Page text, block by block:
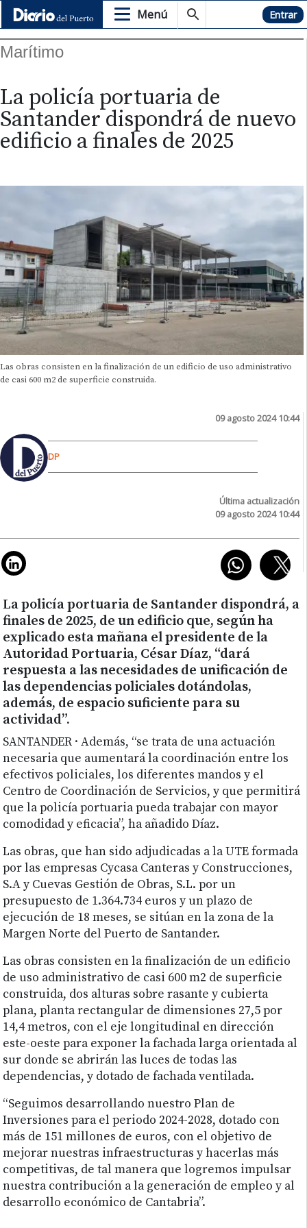
Menú Hemeroteca Entrar
Marítimo
La policía portuaria de
Santander dispondrá de nuevo
edificio a finales de 2025
Las obras consisten en la finalización de un edificio de uso administrativo
de casi 600 m2 de superficie construida.
09 agosto 2024 10:44
DP
Última actualización
09 agosto 2024 10:44
La policía portuaria de Santander dispondrá, a
finales de 2025, de un edificio que, según ha
explicado esta mañana el presidente de la
Autoridad Portuaria, César Díaz, “dará
respuesta a las necesidades de unificación de
las dependencias policiales dotándolas,
además, de espacio suficiente para su
actividad”.
SANTANDER · Además, “se trata de una actuación
necesaria que aumentará la coordinación entre los
efectivos policiales, los diferentes mandos y el
Centro de Coordinación de Servicios, y que permitirá
que la policía portuaria pueda trabajar con mayor
comodidad y eficacia”, ha añadido Díaz.
Las obras, que han sido adjudicadas a la UTE formada
por las empresas Cycasa Canteras y Construcciones,
S.A y Cuevas Gestión de Obras, S.L. por un
presupuesto de 1.364.734 euros y un plazo de
ejecución de 18 meses, se sitúan en la zona de la
Margen Norte del Puerto de Santander.
Las obras consisten en la finalización de un edificio
de uso administrativo de casi 600 m2 de superficie
construida, dos alturas sobre rasante y cubierta
plana, planta rectangular de dimensiones 27,5 por
14,4 metros, con el eje longitudinal en dirección
este-oeste para exponer la fachada larga orientada al
sur donde se abrirán las luces de todas las
dependencias, y dotado de fachada ventilada.
“Seguimos desarrollando nuestro Plan de
Inversiones para el periodo 2024-2028, dotado con
más de 151 millones de euros, con el objetivo de
mejorar nuestras infraestructuras y hacerlas más
competitivas, de tal manera que logremos impulsar
nuestra contribución a la generación de empleo y al
desarrollo económico de Cantabria”.